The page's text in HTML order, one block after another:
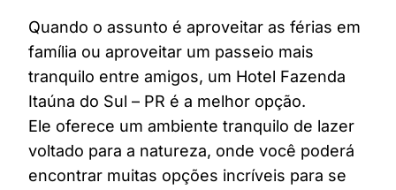
Quando o assunto é aproveitar as férias em
família ou aproveitar um passeio mais
tranquilo entre amigos, um Hotel Fazenda
Itaúna do Sul – PR é a melhor opção.
Ele oferece um ambiente tranquilo de lazer
voltado para a natureza, onde você poderá
encontrar muitas opções incríveis para se